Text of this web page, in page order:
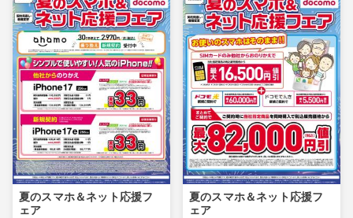
夏のスマホ＆ネット応援フ
ェア
夏のスマホ＆ネット応援フ
ェア